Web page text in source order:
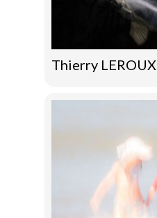
Thierry LEROUX